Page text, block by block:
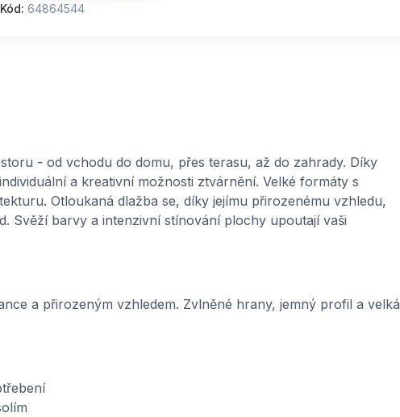
Kód: 64864544
- od vchodu do domu, přes terasu, až do zahrady. Díky
a kreativní možnosti ztvárnění. Velké formáty s
Otloukaná dlažba se, díky jejímu přirozenému vzhledu,
Svěží barvy a intenzivní stínování plochy upoutají vaši
a přirozeným vzhledem. Zvlněné hrany, jemný profil a velká